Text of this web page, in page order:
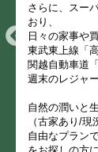
さらに、スー
おり、
日々の家事や
東武東上線「
関越自動車道
週末のレジャ
自然の潤いと
（古家あり/現
自由なプラン